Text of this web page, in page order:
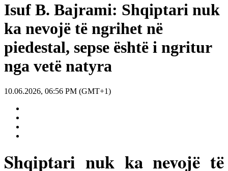
Isuf B. Bajrami: Shqiptari nuk
ka nevojë të ngrihet në
piedestal, sepse është i ngritur
nga vetë natyra
10.06.2026, 06:56 PM (GMT+1)
Shqiptari nuk ka nevojë të